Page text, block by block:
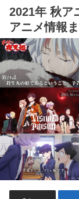
2021年 秋ア
アニメ情報